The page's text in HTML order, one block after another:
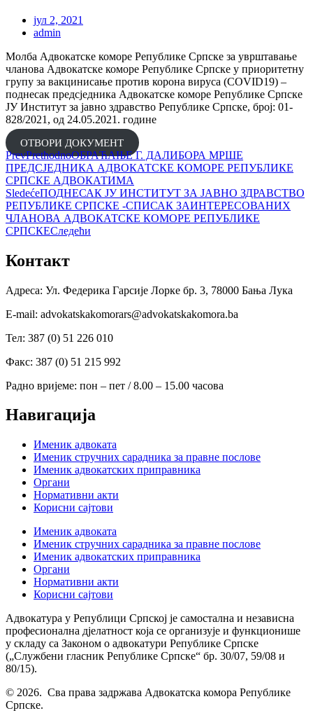
јул 2, 2021
admin
Молба Адвокатске коморе Републике Српске за уврштавање
чланова Адвокатске коморе Републике Српске у приоритетну
групу за вакцинисање против корона вируса (COVID19) –
поднесак предсједника Адвокатске коморе Републике Српске
ЈУ Институт за јавно здравство Републике Српске, број: 01-
828/2021, од 24.05.2021. године
ОТВОРИ ДОКУМЕНТ
PrevPrethodnoОБРАЋАЊЕ Г. ДАЛИБОРА МРШЕ
ПРЕДСЈЕДНИКА АДВОКАТСКЕ КОМОРЕ РЕПУБЛИКЕ
СРПСКЕ АДВОКАТИМА
SledećeПОДНЕСАК ЈУ ИНСТИТУТ ЗА ЈАВНО ЗДРАВСТВО
РЕПУБЛИКЕ СРПСКЕ -СПИСАК ЗАИНТЕРЕСОВАНИХ
ЧЛАНОВА АДВОКАТСКЕ КОМОРЕ РЕПУБЛИКЕ
СРПСКЕСледећи
Контакт
Адреса: Ул. Федерика Гарсије Лорке бр. 3, 78000 Бања Лука
Е-mail: advokatskakomorars@advokatskakomora.ba
Тел: 387 (0) 51 226 010
Факс: 387 (0) 51 215 992
Радно вријеме: пон – пет / 8.00 – 15.00 часова
Навигација
Именик адвоката
Именик стручних сарадника за правне послове
Именик адвокатских приправника
Органи
Нормативни акти
Корисни сајтови
Именик адвоката
Именик стручних сарадника за правне послове
Именик адвокатских приправника
Органи
Нормативни акти
Корисни сајтови
Адвокатура у Републици Српској је самостална и независна
професионална дјелатност која се организује и функционише
у складу са Законом о адвокатури Републике Српске
(„Службени гласник Републике Српске“ бр. 30/07, 59/08 и
80/15).
© 2026. Сва права задржава Адвокатска комора Републике
Српске.